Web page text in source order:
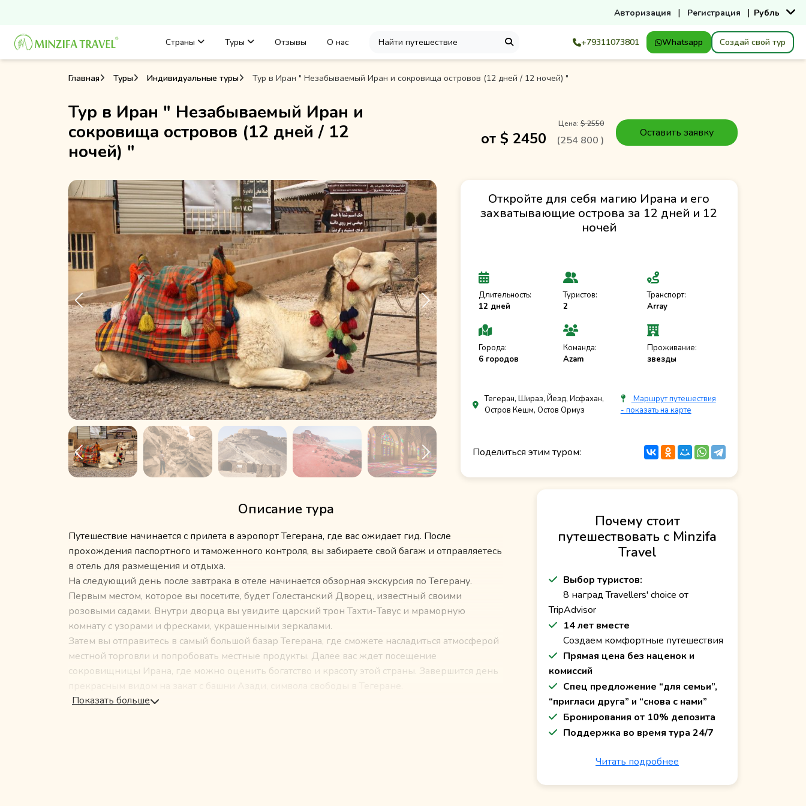
Авторизация | Регистрация | Рубль
Страны Туры Отзывы О нас +79311073801 Whatsapp Создай свой тур
Главная Туры Индивидуальные туры Тур в Иран " Незабываемый Иран и сокровища островов (12 дней / 12 ночей) "
Тур в Иран " Незабываемый Иран и
сокровища островов (12 дней / 12
ночей) "
Цена:$ 2550
от $ 2450 (254 800 )
Оставить заявку
Откройте для себя магию Ирана и его
захватывающие острова за 12 дней и 12
ночей
Длительность:
12 дней
Туристов:
2
Транспорт:
Array
Города:
6 городов
Команда:
Azam
Проживание:
звезды
Тегеран, Шираз, Йезд, Исфахан,
Остров Кешм, Остов Ормуз
Маршрут путешествия
- показать на карте
Поделиться этим туром:
Описание тура
Путешествие начинается с прилета в аэропорт Тегерана, где вас ожидает гид. После
прохождения паспортного и таможенного контроля, вы забираете свой багаж и отправляетесь
в отель для размещения и отдыха.
На следующий день после завтрака в отеле начинается обзорная экскурсия по Тегерану.
Первым местом, которое вы посетите, будет Голестанский Дворец, известный своими
розовыми садами. Внутри дворца вы увидите царский трон Тахти-Тавус и мраморную
комнату с узорами и фресками, украшенными зеркалами.
Затем вы отправитесь в самый большой базар Тегерана, где сможете насладиться атмосферой
местной торговли и попробовать местные продукты. Далее вас ждет посещение
сокровищницы Ирана, где можно оценить богатство и красоту этой страны. Завершится день
Показать больше
Почему стоит
путешествовать с Minzifa
Travel
Выбор туристов:
8 наград Travellers' choice от
TripAdvisor
14 лет вместе
Создаем комфортные путешествия
Прямая цена без наценок и
комиссий
Спец предложение “для семьи”,
“пригласи друга” и “снова с нами”
Бронирования от 10% депозита
Поддержка во время тура 24/7
Читать подробнее